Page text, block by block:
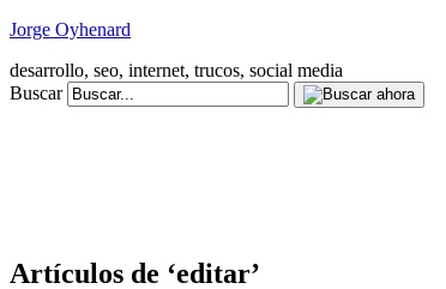
Jorge Oyhenard
desarrollo, seo, internet, trucos, social media
Buscar
Artículos de ‘editar’